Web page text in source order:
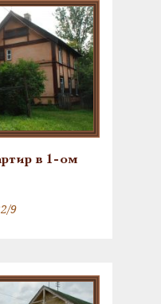
в 1-ом
9